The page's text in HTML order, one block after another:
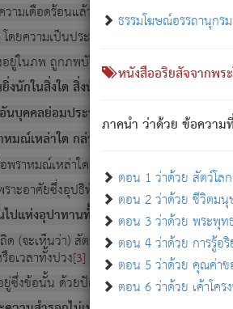
ธรรมโฆษณ์อรรถานุกรม
หนังสืออริยสัจจากพร
ภาคนำ ว่าด้วย ข้อความ
ตอน 1 ว่าด้วย สัตว์โล
ตอน 2 ว่าด้วย ชีวิตม
ตอน 3 ว่าด้วย พระพุท
ตอน 4 ว่าด้วย การรู้อ
ตอน 5 ว่าด้วย คุณค่าข
ตอน 6 ว่าด้วย เค้าโคร
วามเดือดร้อนแล้ว มีผัสสะบังหน้า[1]ย่อมกล่า
ดยความเป็นประการใด แต่สิ่งนั้นย่อมเป็น (ต
ยู่ในภพ ถูกภพบังหน้าแล้ว มีภพโดยความเป็น
งนักในสิ่งใด สิ่งนั้นเป็นภัย (ที่เขาไม่รู้จัก) :
บุคคลย่อมประพฤติ ก็เพื่อการละขาดซึ่งภพ.
มณ์เหล่าใด กล่าวความหลุดพ้นจากภพว่า
ราหมณ์เหล่าใด กล่าวความออกไปได้จากภพ
าะอาศัยซึ่งอุปธิทั้งปวง.
ไปแห่งอุปาทานทั้งปวง ความเกิดขึ้นแห่งทุกข์
ด (จะเห็นว่า) สัตว์ทั้งหลายอันอวิชาหนาแ
อเวลาทั้งปวง[3] เพื่อความมีแห่งประโยชน์โ
ซึ่งข้อนั้น ด้วยปัญญาอันชอบตามที่เป็นจริงอ